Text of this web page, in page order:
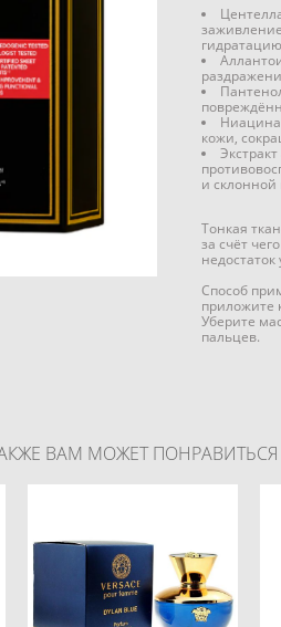
кожи,
и
Тонкая
за счёт
Способ
приложите
Уберите
пальцев.
ВАМ МОЖЕТ ПОНРАВИТЬСЯ